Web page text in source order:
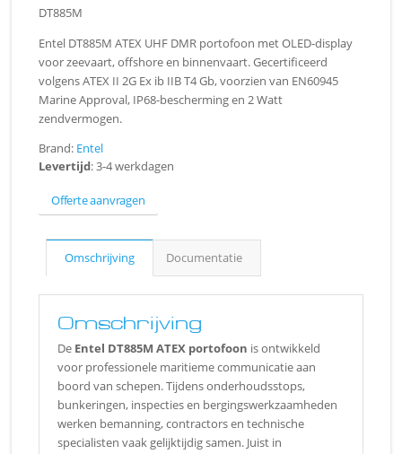
DT885M
Entel DT885M ATEX UHF DMR portofoon met OLED-display
voor zeevaart, offshore en binnenvaart. Gecertificeerd
volgens ATEX II 2G Ex ib IIB T4 Gb, voorzien van EN60945
Marine Approval, IP68-bescherming en 2 Watt
zendvermogen.
Brand: Entel
Levertijd: 3-4 werkdagen
Offerte aanvragen
Omschrijving Documentatie
Omschrijving
De Entel DT885M ATEX portofoon is ontwikkeld
voor professionele maritieme communicatie aan
boord van schepen. Tijdens onderhoudsstops,
bunkeringen, inspecties en bergingswerkzaamheden
werken bemanning, contractors en technische
specialisten vaak gelijktijdig samen. Juist in